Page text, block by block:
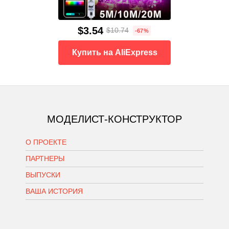
$3.54 $10.74 -67%
Купить на AliExpress
МОДЕЛИСТ-КОНСТРУКТОР
О ПРОЕКТЕ
ПАРТНЕРЫ
ВЫПУСКИ
ВАША ИСТОРИЯ